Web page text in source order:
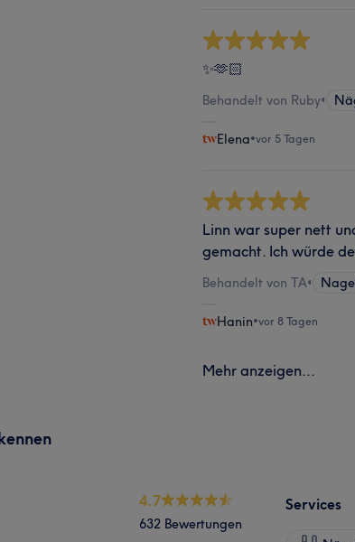
✨🫶🏻
Behandelt von Ruby•
Elena•vor 5 Tagen
Linn war super nett
gemacht. Ich würde
Behandelt von TA•
Hanin•vor 8 Tagen
Mehr anzeigen...
4.7
632 Bewertungen
Services